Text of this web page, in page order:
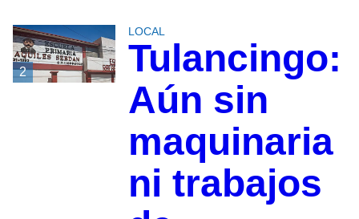
2
LOCAL
Tulancingo:
Aún sin
maquinaria
ni trabajos